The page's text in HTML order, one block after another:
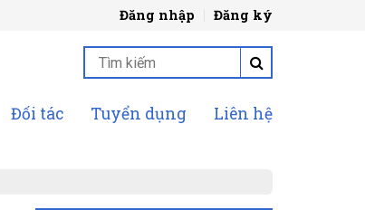
Đăng nhập Đăng ký
Đối tác Tuyển dụng Liên hệ